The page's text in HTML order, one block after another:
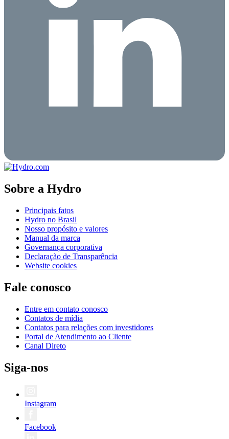
Sobre a Hydro
Principais fatos
Hydro no Brasil
Nosso propósito e valores
Manual da marca
Governança corporativa
Declaração de Transparência
Website cookies
Fale conosco
Entre em contato conosco
Contatos de mídia
Contatos para relações com investidores
Portal de Atendimento ao Cliente
Canal Direto
Siga-nos
Instagram
Facebook